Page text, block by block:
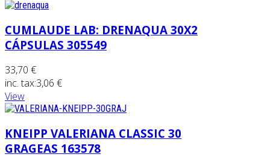
CUMLAUDE LAB: DRENAQUA 30X2
CÁPSULAS 305549
33,70 €
inc. tax:3,06 €
View
KNEIPP VALERIANA CLASSIC 30
GRAGEAS 163578